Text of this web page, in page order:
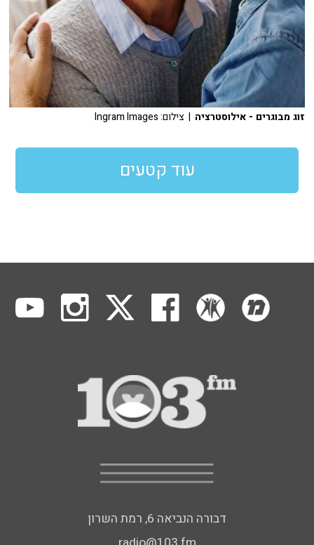
זוג מבוגרים - אילוסטרציה | צילום: Ingram Images
עוד קטעים
דבורה הנביאה 6, רמת השרון